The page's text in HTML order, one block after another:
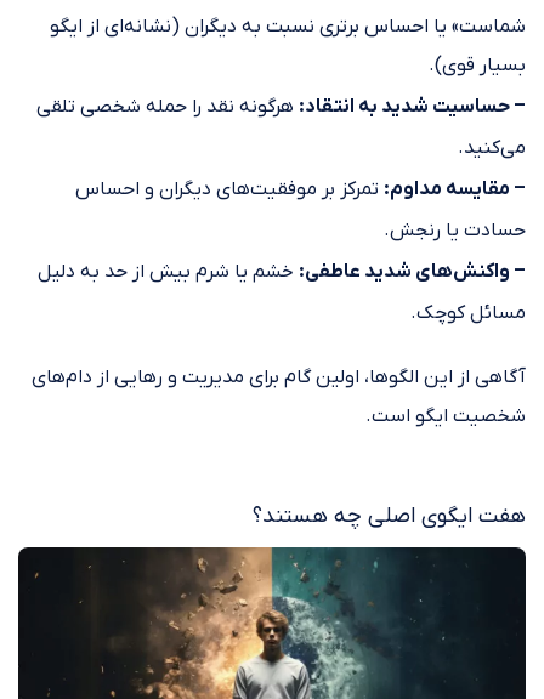
شماست» یا احساس برتری نسبت به دیگران (نشانه‌ای از ایگو
بسیار قوی).
– حساسیت شدید به انتقاد: هرگونه نقد را حمله شخصی تلقی
می‌کنید.
– مقایسه مداوم: تمرکز بر موفقیت‌های دیگران و احساس
حسادت یا رنجش.
– واکنش‌های شدید عاطفی: خشم یا شرم بیش از حد به دلیل
مسائل کوچک.
آگاهی از این الگوها، اولین گام برای مدیریت و رهایی از دام‌های
شخصیت ایگو است.
هفت ایگوی اصلی چه هستند؟